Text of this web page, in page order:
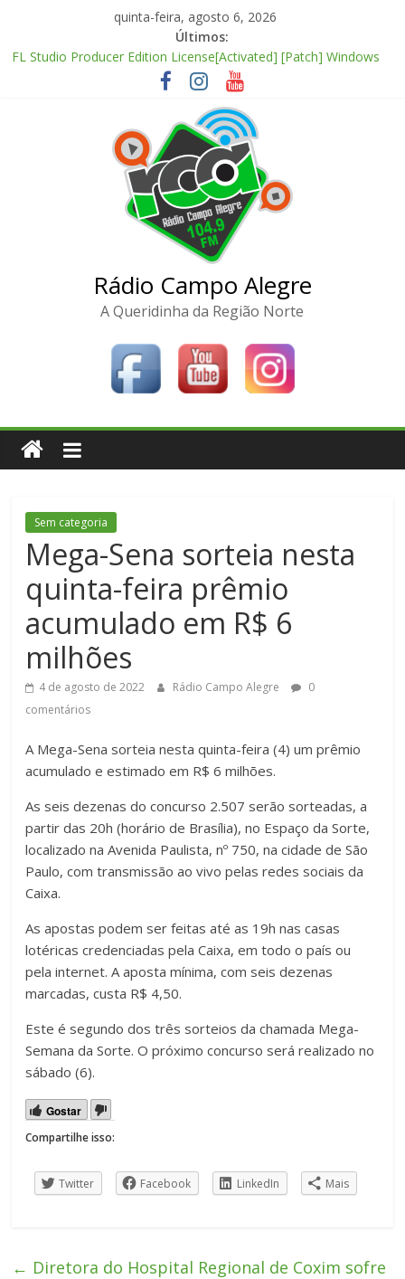
quinta-feira, agosto 6, 2026
Últimos:
FL Studio Producer Edition License[Activated] [Patch] Windows
Fall 2: Deadpoint 2026 CAMRip AVI Extended AAC 2.0 ETrG
Office 2024 Enterprise E5 AIO Stable magnet
FL Studio 21 Portable + License Key Windows 11 (x32x64) no
Adobe Premiere Pro CC 2022 Crack only All Versions (x32-x64)
Rádio Campo Alegre
A Queridinha da Região Norte
Sem categoria
Mega-Sena sorteia nesta
quinta-feira prêmio
acumulado em R$ 6
milhões
4 de agosto de 2022 Rádio Campo Alegre
0
comentários
A Mega-Sena sorteia nesta quinta-feira (4) um prêmio
acumulado e estimado em R$ 6 milhões.
As seis dezenas do concurso 2.507 serão sorteadas, a
partir das 20h (horário de Brasília), no Espaço da Sorte,
localizado na Avenida Paulista, nº 750, na cidade de São
Paulo, com transmissão ao vivo pelas redes sociais da
Caixa.
As apostas podem ser feitas até as 19h nas casas
lotéricas credenciadas pela Caixa, em todo o país ou
pela internet. A aposta mínima, com seis dezenas
marcadas, custa R$ 4,50.
Este é segundo dos três sorteios da chamada Mega-
Semana da Sorte. O próximo concurso será realizado no
sábado (6).
Gostar
Compartilhe isso:
Twitter Facebook LinkedIn Mais
← Diretora do Hospital Regional de Coxim sofre